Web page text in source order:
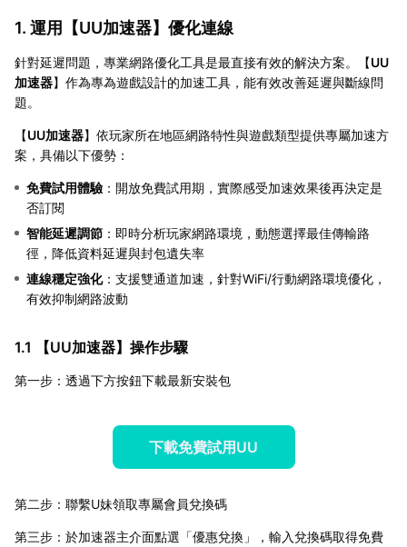
1. 運用【UU加速器】優化連線
針對延遲問題，專業網路優化工具是最直接有效的解決方案。【UU
加速器】作為專為遊戲設計的加速工具，能有效改善延遲與斷線問
題。
【UU加速器】依玩家所在地區網路特性與遊戲類型提供專屬加速方
案，具備以下優勢：
免費試用體驗 ：開放免費試用期，實際感受加速效果後再決定是
否訂閱
智能延遲調節 ：即時分析玩家網路環境，動態選擇最佳傳輸路
徑，降低資料延遲與封包遺失率
連線穩定強化：支援雙通道加速，針對WiFi/行動網路環境優化，
有效抑制網路波動
1.1 【UU加速器】操作步驟
第一步：透過下方按鈕下載最新安裝包
下載免費試用UU
第二步：聯繫U妹領取專屬會員兌換碼
第三步：於加速器主介面點選「優惠兌換」，輸入兌換碼取得免費